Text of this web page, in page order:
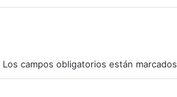
Los campos obligatorios están